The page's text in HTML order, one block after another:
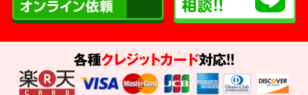
各種クレジットカード対応!!